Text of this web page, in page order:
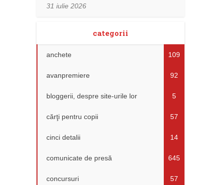
31 iulie 2026
categorii
anchete 109
avanpremiere 92
bloggerii, despre site-urile lor 5
cărţi pentru copii 57
cinci detalii 14
comunicate de presă 645
concursuri 57